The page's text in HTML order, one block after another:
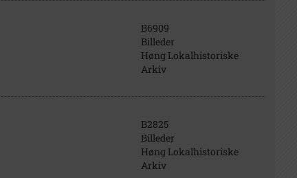
B6909
Billeder
Høng Lokalhistoriske
Arkiv
B2825
Billeder
Høng Lokalhistoriske
Arkiv